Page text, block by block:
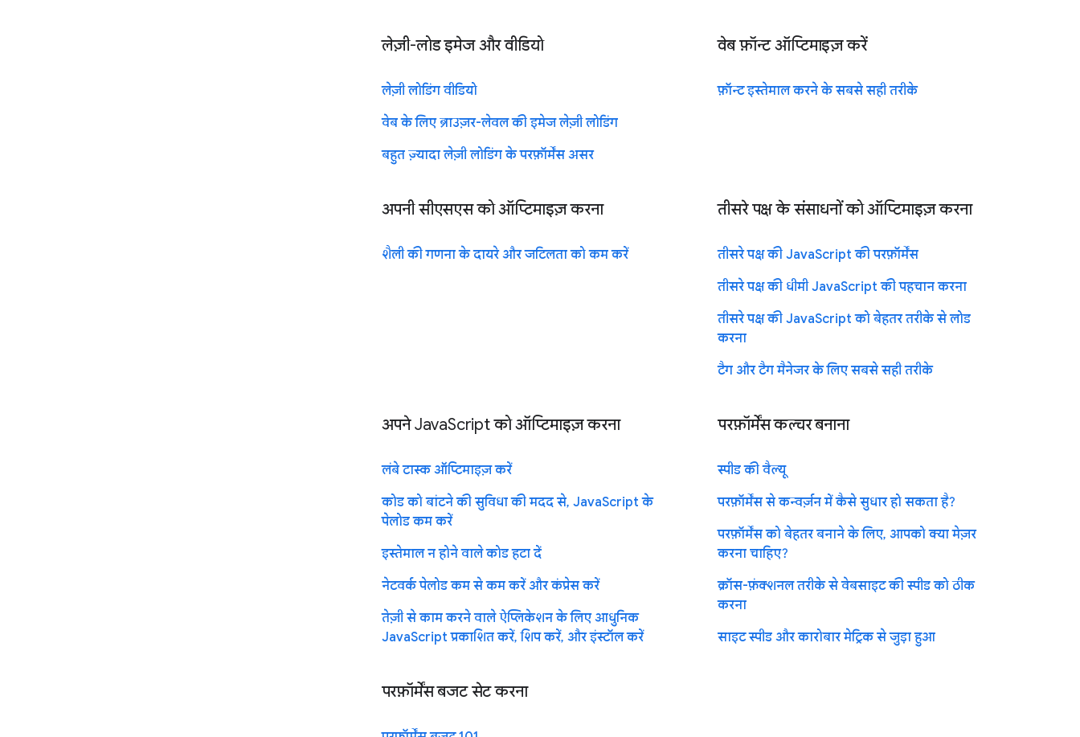
लेज़ी-लोड इमेज और वीडियो
लेज़ी लोडिंग वीडियो
वेब के लिए ब्राउज़र-लेवल की इमेज लेज़ी लोडिंग
बहुत ज़्यादा लेज़ी लोडिंग के परफ़ॉर्मेंस असर
वेब फ़ॉन्ट ऑप्टिमाइज़ करें
फ़ॉन्ट इस्तेमाल करने के सबसे सही तरीके
अपनी सीएसएस को ऑप्टिमाइज़ करना
शैली की गणना के दायरे और जटिलता को कम करें
तीसरे पक्ष के संसाधनों को ऑप्टिमाइज़ करना
तीसरे पक्ष की JavaScript की परफ़ॉर्मेंस
तीसरे पक्ष की धीमी JavaScript की पहचान करना
तीसरे पक्ष की JavaScript को बेहतर तरीके से लोड
करना
टैग और टैग मैनेजर के लिए सबसे सही तरीके
अपने JavaScript को ऑप्टिमाइज़ करना
लंबे टास्क ऑप्टिमाइज़ करें
कोड को बांटने की सुविधा की मदद से, JavaScript के
पेलोड कम करें
इस्तेमाल न होने वाले कोड हटा दें
नेटवर्क पेलोड कम से कम करें और कंप्रेस करें
तेज़ी से काम करने वाले ऐप्लिकेशन के लिए आधुनिक
JavaScript प्रकाशित करें, शिप करें, और इंस्टॉल करें
परफ़ॉर्मेंस कल्चर बनाना
स्पीड की वैल्यू
परफ़ॉर्मेंस से कन्वर्ज़न में कैसे सुधार हो सकता है?
परफ़ॉर्मेंस को बेहतर बनाने के लिए, आपको क्या मेज़र
करना चाहिए?
क्रॉस-फ़ंक्शनल तरीके से वेबसाइट की स्पीड को ठीक
करना
साइट स्पीड और कारोबार मेट्रिक से जुड़ा हुआ
परफ़ॉर्मेंस बजट सेट करना